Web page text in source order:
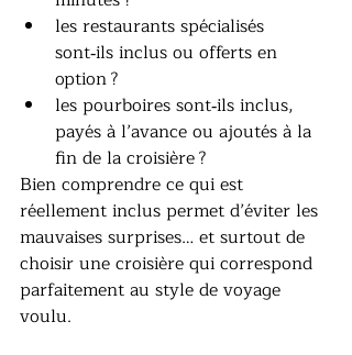
les restaurants spécialisés
sont‑ils inclus ou offerts en
option ?
les pourboires sont‑ils inclus,
payés à l’avance ou ajoutés à la
fin de la croisière ?
Bien comprendre ce qui est
réellement inclus permet d’éviter les
mauvaises surprises… et surtout de
choisir une croisière qui correspond
parfaitement au style de voyage
voulu.